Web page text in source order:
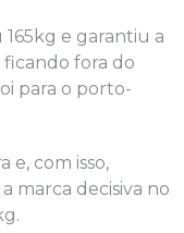
e garantiu a
ficando fora do
para o porto-
e, com isso,
marca decisiva no